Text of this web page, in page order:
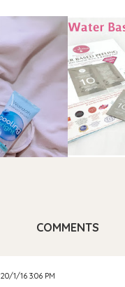
COMMENTS
20/1/16 3:06 PM